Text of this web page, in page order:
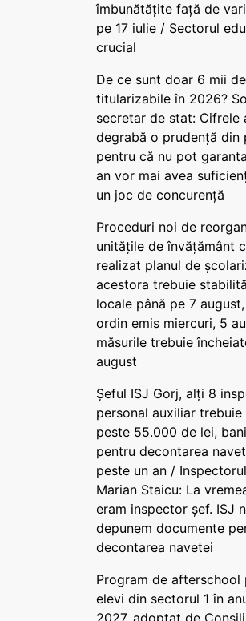
îmbunătățite față de
pe 17 iulie / Sectorul
crucial
De ce sunt doar 6 mii
titularizabile în 2026?
secretar de stat: Cifrele
degrabă o prudență din
pentru că nu pot
an vor mai avea
un joc de concurență
Proceduri noi de
unitățile de învățământ
realizat planul de
acestora trebuie
locale până pe 7
ordin emis miercuri, 5
măsurile trebuie
august
Șeful ISJ Gorj, alți 8
personal auxiliar
peste 55.000 de lei,
pentru decontarea
peste un an /
Marian Staicu: La
eram inspector șef. ISJ
depunem documente
decontarea navetei
Program de afterschool
elevi din sectorul 1 în
2027, adoptat de